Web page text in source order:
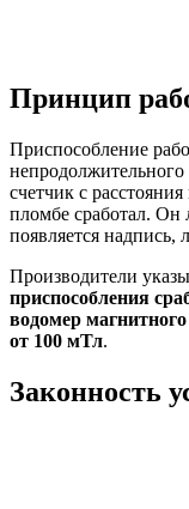
Принцип
Приспособление
непродолжительного
счетчик с
пломбе сработал. Он
появляется надпись,
Производители
приспособления
водомер
от 100 мТл.
Законность